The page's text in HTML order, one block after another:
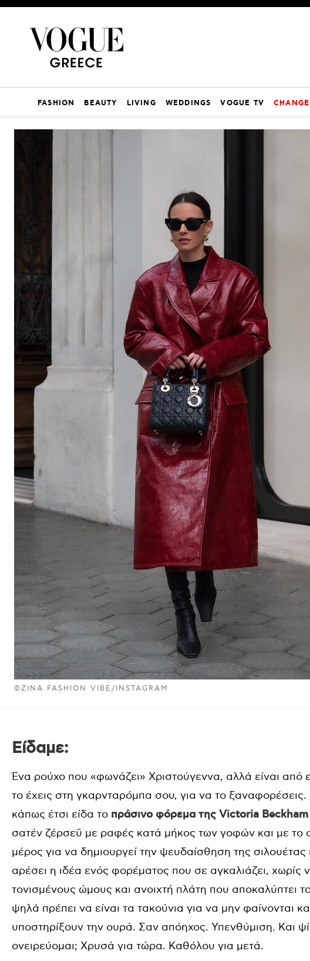
FASHION BEAUTY LIVING WEDDINGS VOGUE TV
©ZINA FASHION VIBE/INSTAGRAM
Eίδαμε:
Ένα ρούχο που «φωνάζει» Χριστούγεννα, αλλά είναι από
το έχεις στη γκαρνταρόμπα σου, για να το
κάπως έτσι είδα το πράσινο φόρεμα της Victoria Beckham
σατέν ζέρσεϋ με ραφές κατά μήκος των γοφών και με το
μέρος για να δημιουργεί την ψευδαίσθηση της
αρέσει η ιδέα ενός φορέματος που σε αγκαλιάζει, χωρίς
τονισμένους ώμους και ανοιχτή πλάτη που αποκαλύπτει
ψηλά πρέπει να είναι τα τακούνια για να μην φαίνονται
υποστηρίξουν την ουρά. Σαν απόηχος. Υπενθύμιση. Και
ονειρεύομαι; Χρυσά για τώρα. Καθόλου για μετά.